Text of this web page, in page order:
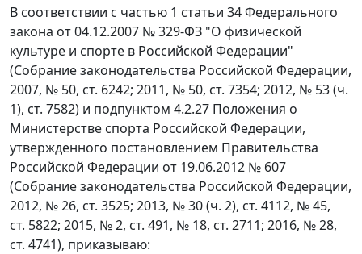
В соответствии с частью 1 статьи 34 Федерального
закона от 04.12.2007 № 329-ФЗ "О физической
культуре и спорте в Российской Федерации"
(Собрание законодательства Российской Федерации,
2007, № 50, ст. 6242; 2011, № 50, ст. 7354; 2012, № 53 (ч.
1), ст. 7582) и подпунктом 4.2.27 Положения о
Министерстве спорта Российской Федерации,
утвержденного постановлением Правительства
Российской Федерации от 19.06.2012 № 607
(Собрание законодательства Российской Федерации,
2012, № 26, ст. 3525; 2013, № 30 (ч. 2), ст. 4112, № 45,
ст. 5822; 2015, № 2, ст. 491, № 18, ст. 2711; 2016, № 28,
ст. 4741), приказываю: